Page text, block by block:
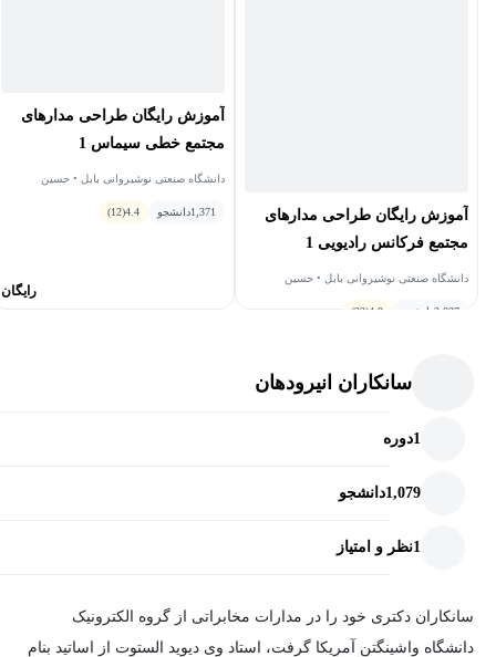
آموزش رایگان طراحی مدارهای
مجتمع فرکانس رادیویی 1
دانشگاه صنعتی نوشیروانی بابل • حسین
2,037 دانشجو 4.8
(22)
آموزش رایگان طراحی مدارهای
مجتمع خطی سیماس 1
دانشگاه صنعتی نوشیروانی بابل • حسین
1,371دانشجو 4.4
(12)
رایگان
سانکاران انیرودهان
1دوره
1,079دانشجو
1نظر و امتیاز
سانکاران دکتری خود را در مدارات مخابراتی از گروه الکترونیک
دانشگاه واشینگتن آمریکا گرفت، استاد وی دیوید الستوت از اساتید بنام